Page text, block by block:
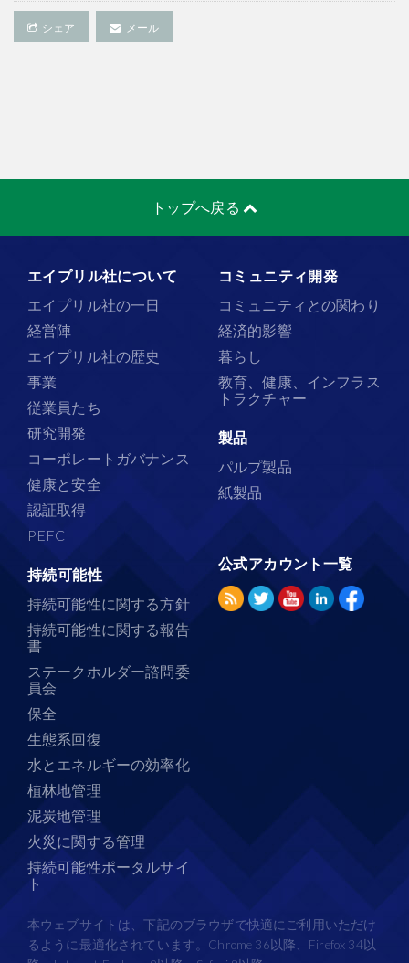
シェア メール
トップへ戻る
エイプリル社について
エイプリル社の一日
経営陣
エイプリル社の歴史
事業
従業員たち
研究開発
コーポレートガバナンス
健康と安全
認証取得
PEFC
持続可能性
持続可能性に関する方針
持続可能性に関する報告
書
ステークホルダー諮問委
員会
保全
生態系回復
水とエネルギーの効率化
植林地管理
泥炭地管理
火災に関する管理
持続可能性ポータルサイ
ト
コミュニティ開発
コミュニティとの関わり
経済的影響
暮らし
教育、健康、インフラス
トラクチャー
製品
パルプ製品
紙製品
公式アカウント一覧
本ウェブサイトは、下記のブラウザで快適にご利用いただけ
るように最適化されています。Chrome 36以降、Firefox 34以